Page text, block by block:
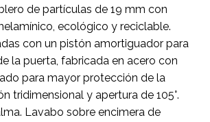
Go To Shop
de partículas de 19 mm con
ecológico y reciclable.
con un pistón amortiguador para
la puerta, fabricada en acero con
para mayor protección de la
tridimensional y apertura de 105°.
Lavabo sobre encimera de